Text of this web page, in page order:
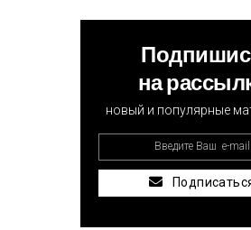
на
новый и популярные